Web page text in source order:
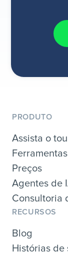
PRODUTO
Assista o
Ferramentas
Preços
Agentes de
Consultoria
RECURSOS
Blog
Histórias de